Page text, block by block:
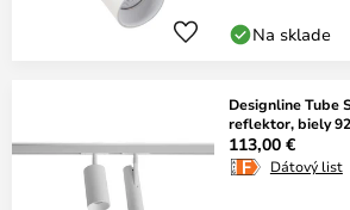
Na sklade
Designline Tube
reflektor, biely
113,00 €
Dátový list